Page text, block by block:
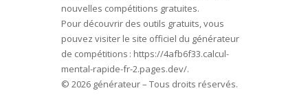
nouvelles compétitions gratuites.
Pour découvrir des outils gratuits, vous
pouvez visiter le site officiel du générateur
de compétitions : https://4afb6f33.calcul-
mental-rapide-fr-2.pages.dev/.
© 2026 générateur – Tous droits réservés.